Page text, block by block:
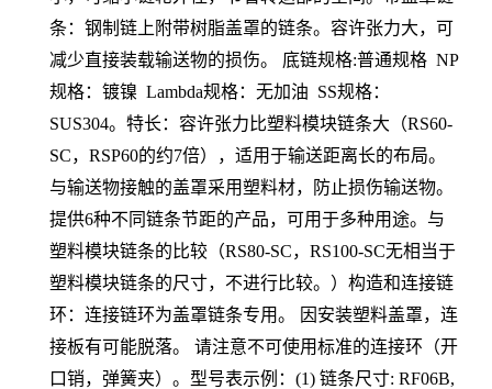
条：钢制链上附带树脂盖罩的链条。容许张力大，可
减少直接装载输送物的损伤。 底链规格:普通规格 NP
规格：镀镍 Lambda规格：无加油 SS规格：
SUS304。特长：容许张力比塑料模块链条大（RS60-
SC，RSP60的约7倍），适用于输送距离长的布局。
与输送物接触的盖罩采用塑料材，防止损伤输送物。
提供6种不同链条节距的产品，可用于多种用途。与
塑料模块链条的比较（RS80-SC，RS100-SC无相当于
塑料模块链条的尺寸，不进行比较。）构造和连接链
环：连接链环为盖罩链条专用。 因安装塑料盖罩，连
接板有可能脱落。 请注意不可使用标准的连接环（开
口销，弹簧夹）。型号表示例：(1) 链条尺寸: RF06B,